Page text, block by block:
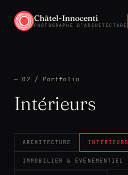
Châtel-Innocenti
PHOTOGRAPHE D’ARCHITECTURE
— 02 / Portfolio
Intérieurs
ARCHITECTURE INTÉRIEURS
IMMOBILIER & ÉVÉNEMENTIEL